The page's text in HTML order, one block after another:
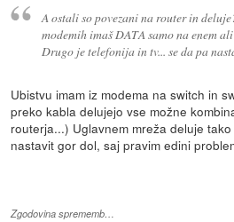
A ostali so povezani na router in
modemih imaš DATA samo na enem
Drugo je telefonija in tv... se da pa
Ubistvu imam iz modema na switch in
preko kabla delujejo vse možne
routerja...) Uglavnem mreža deluje
nastavit gor dol, saj pravim edini
Zgodovina sprememb…